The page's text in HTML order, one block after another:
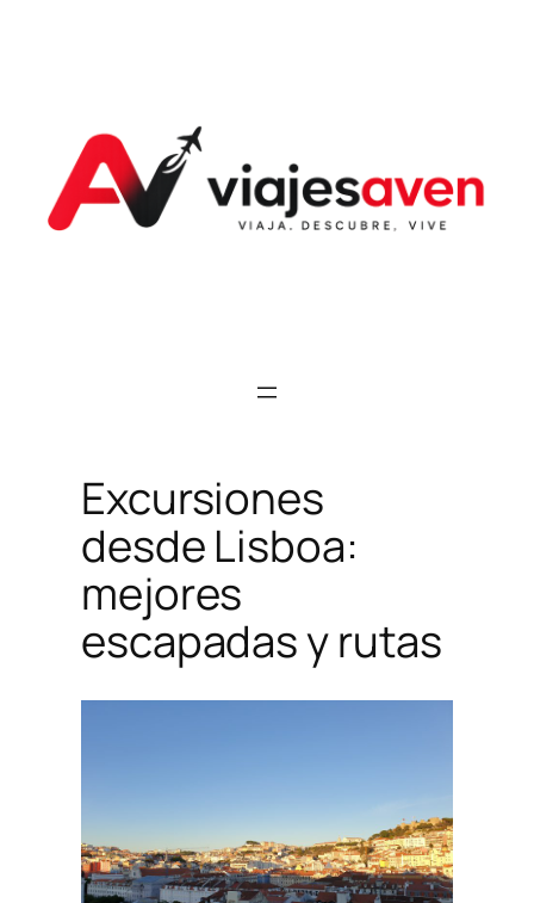
contenido
Excursiones
desde Lisboa:
mejores
escapadas y rutas